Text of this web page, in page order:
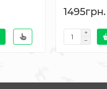
1495грн.